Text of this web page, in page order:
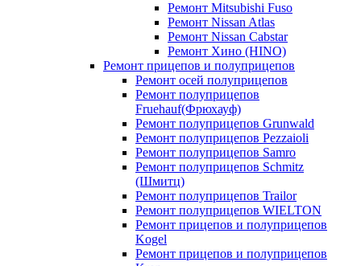
Ремонт Mitsubishi Fuso
Ремонт Nissan Atlas
Ремонт Nissan Cabstar
Ремонт Хино (HINO)
Ремонт прицепов и полуприцепов
Ремонт осей полуприцепов
Ремонт полуприцепов
Fruehauf(Фрюхауф)
Ремонт полуприцепов Grunwald
Ремонт полуприцепов Pezzaioli
Ремонт полуприцепов Samro
Ремонт полуприцепов Schmitz
(Шмитц)
Ремонт полуприцепов Trailor
Ремонт полуприцепов WIELTON
Ремонт прицепов и полуприцепов
Kogel
Ремонт прицепов и полуприцепов